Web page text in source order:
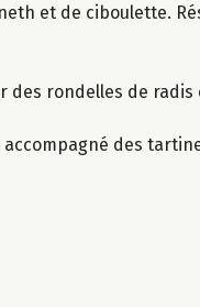
et de ciboulette.
des rondelles de radis
des